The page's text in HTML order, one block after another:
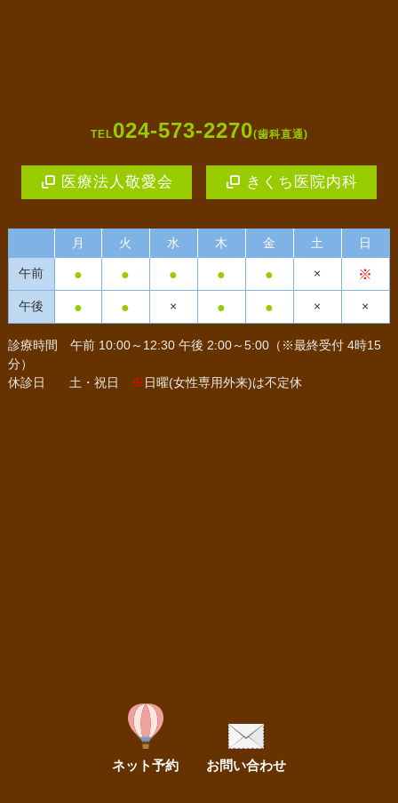
TEL024-573-2270(歯科直通)
医療法人敬愛会 きくち医院内科
月 火 水 木 金 土 日
午前 ● ● ● ● ● × ※
午後 ● ● × ● ● × ×
診療時間
午前 10:00～12:30 午後 2:00～5:00（※最終受付 4時15
分）
休診日
土・祝日 ※ 日曜(女性専用外来)は不定休
ネット予約 お問い合わせ